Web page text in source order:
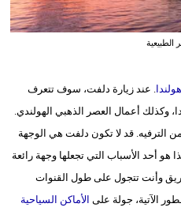
إعلام
علوم
وتكنولوجيا
مدوَّنات
الطبيعية
هولندا. عند زيارة دلفت، سوف تتعرف
وكذلك أعمال العصر الذهبي الهولندي.
الترفيه. قد لا تكون دلفت هي الوجهة
هو أحد الأسباب التي تجعلها وجهة رائعة
وأنت تتجول على طول القنوات
الآتية، جولة على الأماكن السياحية